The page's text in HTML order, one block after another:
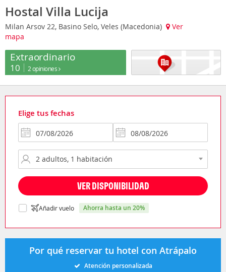
Hostal Villa Lucija
Milan Arsov 22, Basino Selo, Veles (Macedonia)
Ver
mapa
Extraordinario
10 2 opiniones
Elige tus fechas
VER DISPONIBILIDAD
Añadir vuelo ahorra hasta un 20%
Por qué reservar tu hotel con Atrápalo
Atención personalizada